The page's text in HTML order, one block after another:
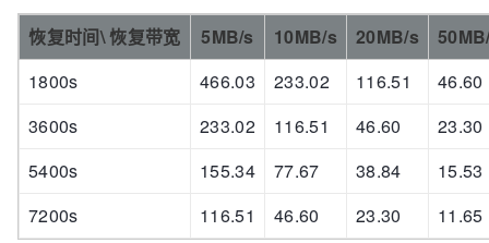
恢复时间\ 恢复带宽 5MB/s 10MB/s 20MB/s
1800s
466.03 233.02 116.51
46.60
3600s
233.02 116.51 46.60
23.30
5400s
155.34 77.67 38.84
15.53
7200s
116.51 46.60 23.30 11.65